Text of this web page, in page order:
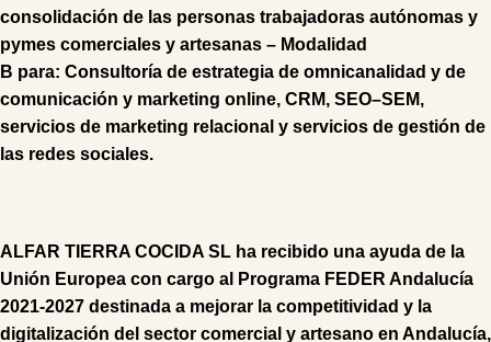
consolidación de las personas trabajadoras autónomas y
pymes comerciales y artesanas – Modalidad
B para: Consultoría de estrategia de omnicanalidad y de
comunicación y marketing online, CRM, SEO–SEM,
servicios de marketing relacional y servicios de gestión de
las redes sociales.
ALFAR TIERRA COCIDA SL ha recibido una ayuda de la
Unión Europea con cargo al Programa FEDER Andalucía
2021-2027 destinada a mejorar la competitividad y la
digitalización del sector comercial y artesano en Andalucía,